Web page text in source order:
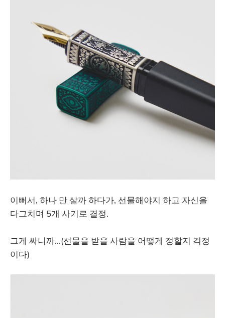
이뻐서, 하나 만 살까 하다가, 선물해야지 하고 자신을
다그치며 5개 사기로 결정.
그게 싸니까...(선물을 받을 사람을 어떻게 정할지 걱정
이다)